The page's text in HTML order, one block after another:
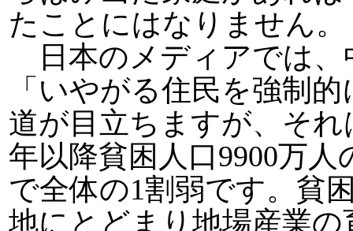
たことにはなりません。
日本のメディアでは、
「いやがる住民を強制
道が目立ちますが、そ
年以降貧困人口9900万
で全体の1割弱です。貧
地にとどまり地場産業